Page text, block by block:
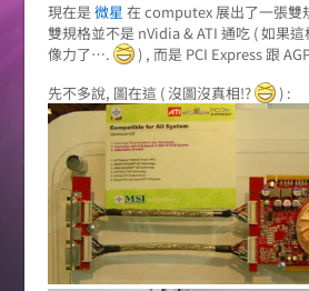
現在是微星 在 computex 展出了一張雙
雙規格並不是 nVidia & ATI 通吃 ( 如果
像力了….
) , 而是 PCI Express 跟
先不多說, 圖在這 ( 沒圖沒真相!?
) :